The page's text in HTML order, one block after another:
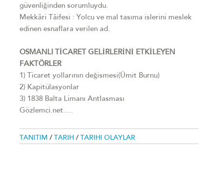
güvenliğinden sorumluydu.
Mekkâri Tâifesi : Yolcu ve mal tasıma islerini meslek
edinen esnaflara verilen ad.
OSMANLI TİCARET GELİRLERİNİ ETKİLEYEN
FAKTÖRLER
1) Ticaret yollarının değismesi(Ümit Burnu)
2) Kapitülasyonlar
3) 1838 Balta Limanı Antlasması
Gözlemci.net.....
TANITIM / TARIH / TARIHI OLAYLAR